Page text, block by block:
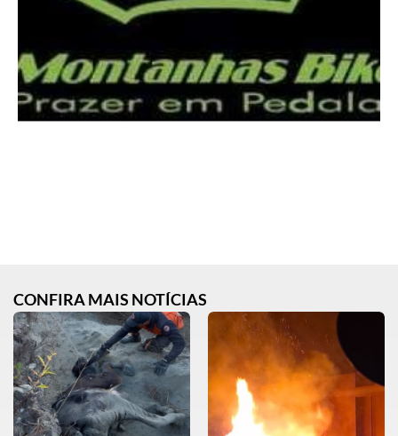
CONFIRA MAIS NOTÍCIAS